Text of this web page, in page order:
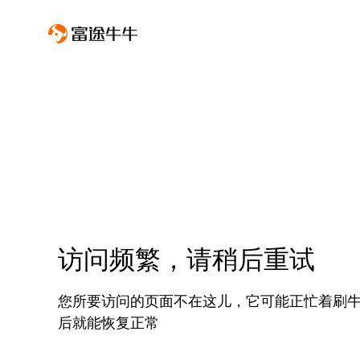
访问频繁，请稍后重试
您所要访问的页面不在这儿，它可能正忙着刷
后就能恢复正常